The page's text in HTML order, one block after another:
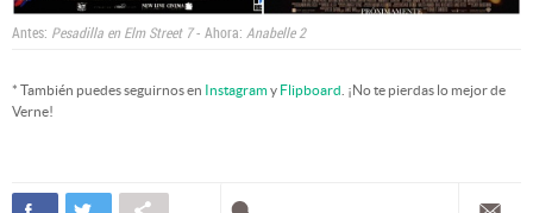
Antes: Pesadilla en Elm Street 7- Ahora: Anabelle 2
* También puedes seguirnos en Instagramy Flipboard . ¡No te pierdas lo mejor de
Verne!